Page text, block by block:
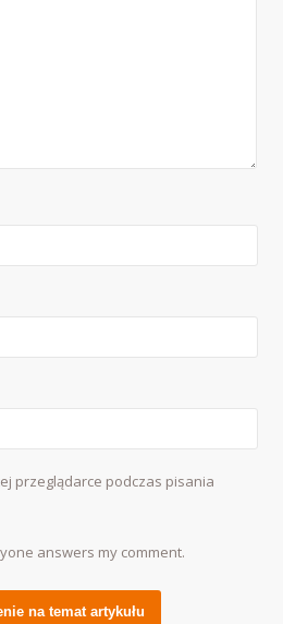
przeglądarce podczas pisania
answers my comment.